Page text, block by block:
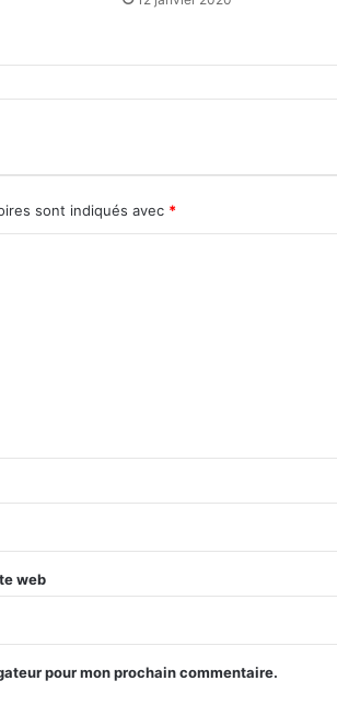
sont indiqués avec *
web
pour mon prochain commentaire.